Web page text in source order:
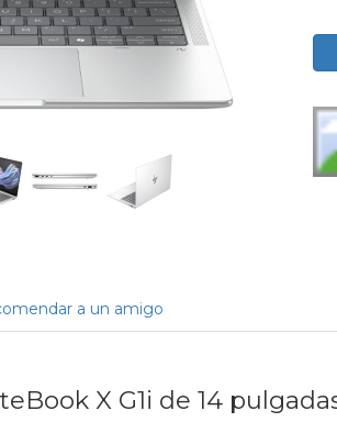
a un amigo
X G1i de 14